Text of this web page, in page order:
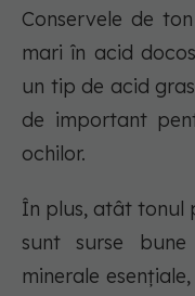
Conservele de
mari în acid
un tip de acid
de important
ochilor.
În plus, atât tonul
sunt surse
minerale